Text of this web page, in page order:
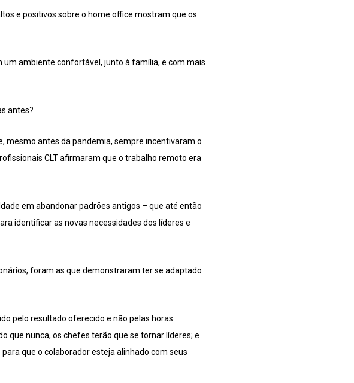
e positivos sobre o home office mostram que os
um ambiente confortável, junto à família, e com mais
antes?
mesmo antes da pandemia, sempre incentivaram o
CLT afirmaram que o trabalho remoto era
em abandonar padrões antigos – que até então
identificar as novas necessidades dos líderes e
foram as que demonstraram ter se adaptado
pelo resultado oferecido e não pelas horas
que nunca, os chefes terão que se tornar líderes; e
que o colaborador esteja alinhado com seus